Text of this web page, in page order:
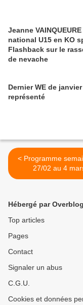
Jeanne
national U15 en KO
Flashback sur le
de nevache
Dernier WE de
représenté
< Programme semaine du
27/02 au 4
Hébergé par Overblog
Top articles
Pages
Contact
Signaler un abus
C.G.U.
Cookies et données